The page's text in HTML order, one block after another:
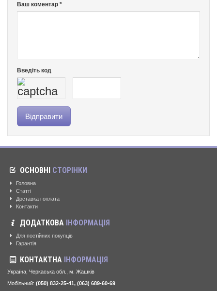
Ваш коментар *
Введіть код
ОСНОВНІ СТОРІНКИ
Головна
Статті
Доставка і оплата
Контакти
ДОДАТКОВА ІНФОРМАЦІЯ
Для постійних покупців
Гарантія
КОНТАКТНА ІНФОРМАЦІЯ
Україна, Черкаська обл., м. Жашків
Мобільний: (050) 832-25-41, (063) 689-60-69